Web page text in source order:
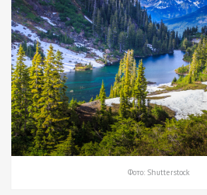
Фото: Shutterstock